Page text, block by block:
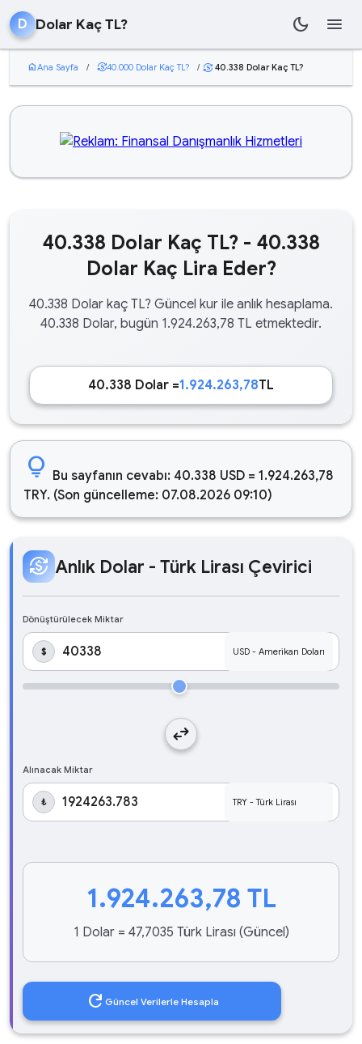
D Dolar Kaç TL? dark_mode menu
homeAna Sayfa / currency_exchange40.000 Dolar Kaç TL? / currency_exchange 40.338 Dolar Kaç TL?
40.338 Dolar Kaç TL? - 40.338
Dolar Kaç Lira Eder?
40.338 Dolar kaç TL? Güncel kur ile anlık hesaplama.
40.338 Dolar, bugün 1.924.263,78 TL etmektedir.
40.338 Dolar =1.924.263,78TL
lightbulb Bu sayfanın cevabı: 40.338 USD = 1.924.263,78
TRY. (Son güncelleme: 07.08.2026 09:10)
currency_exchange Anlık Dolar - Türk Lirası Çevirici
Dönüştürülecek Miktar
$
swap_horiz
Alınacak Miktar
₺
1.924.263,78 TL
1 Dolar = 47,7035 Türk Lirası (Güncel)
refresh Güncel Verilerle Hesapla